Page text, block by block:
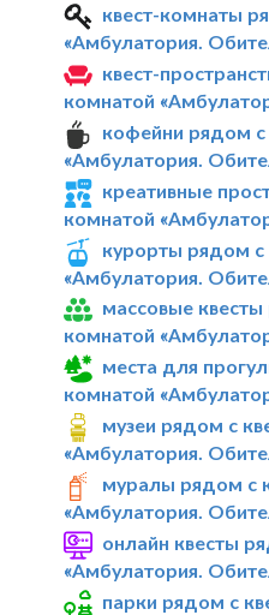
квест-комнаты
«Амбулатория.
квест-
комнатой
кофейни рядом с
«Амбулатория.
креативные
комнатой
курорты рядом с
«Амбулатория.
массовые
комнатой
места для
комнатой
музеи рядом с
«Амбулатория.
муралы рядом с
«Амбулатория.
онлайн квесты
«Амбулатория.
парки рядом с